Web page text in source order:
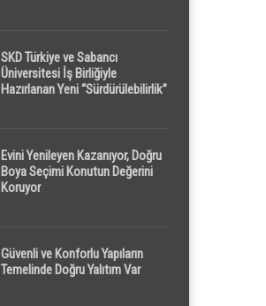
SKD Türkiye ve Sabancı
Üniversitesi İş Birliğiyle
Hazırlanan Yeni “Sürdürülebilirlik”
Evini Yenileyen Kazanıyor, Doğru
Boya Seçimi Konutun Değerini
Koruyor
Güvenli ve Konforlu Yapıların
Temelinde Doğru Yalıtım Var